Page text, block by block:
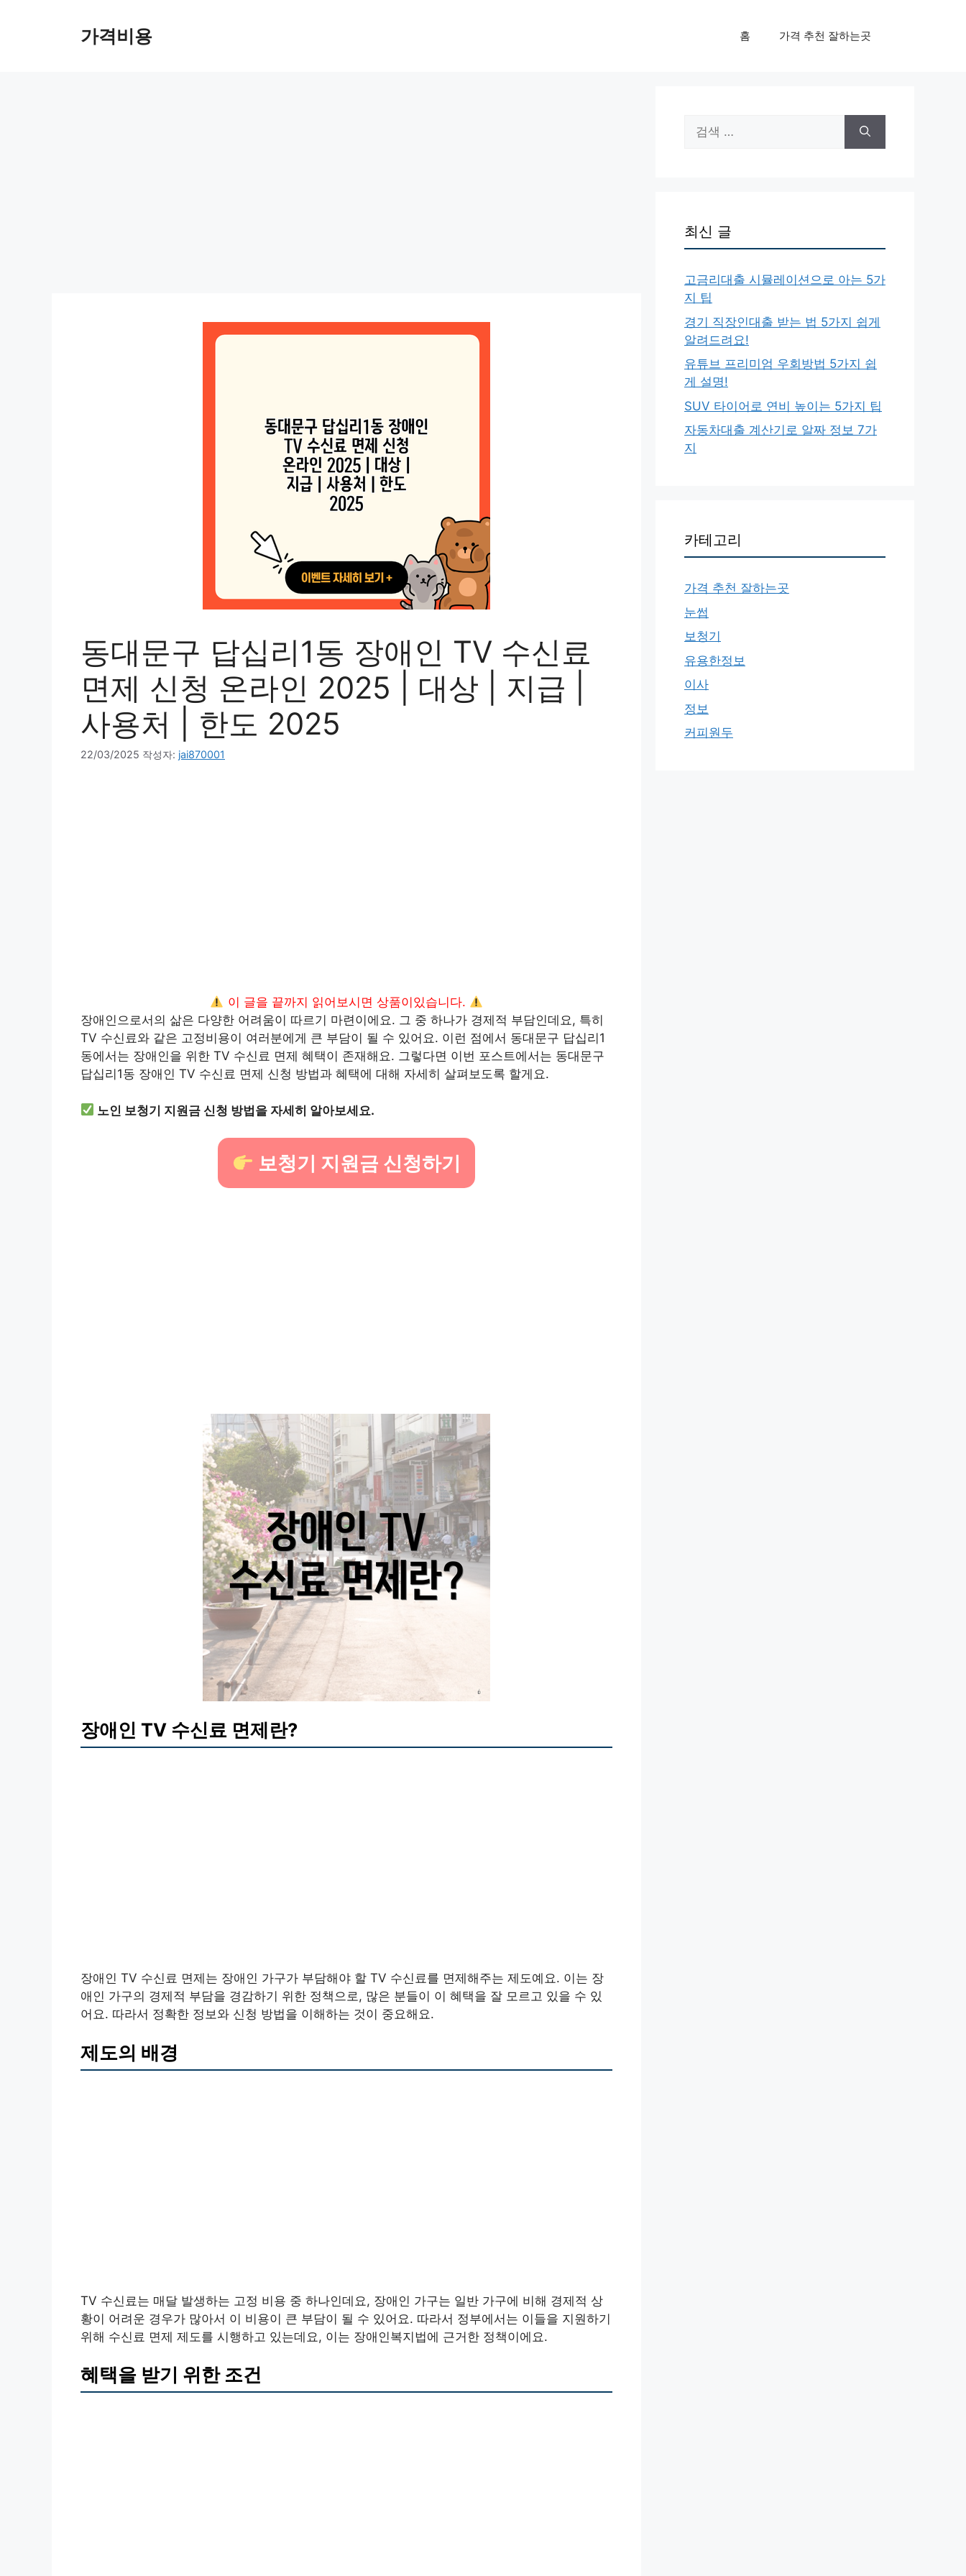
가격비용 홈 가격 추천 잘하는곳
동대문구 답십리1동 장애인 TV 수신료
면제 신청 온라인 2025 | 대상 | 지급 |
사용처 | 한도 2025
22/03/2025 작성자: jai870001
이 글을 끝까지 읽어보시면 상품이있습니다.
장애인으로서의 삶은 다양한 어려움이 따르기 마련이에요. 그 중 하나가 경제적 부담인데요, 특히
TV 수신료와 같은 고정비용이 여러분에게 큰 부담이 될 수 있어요. 이런 점에서 동대문구 답십리1
동에서는 장애인을 위한 TV 수신료 면제 혜택이 존재해요. 그렇다면 이번 포스트에서는 동대문구
답십리1동 장애인 TV 수신료 면제 신청 방법과 혜택에 대해 자세히 살펴보도록 할게요.
노인 보청기 지원금 신청 방법을 자세히 알아보세요.
보청기 지원금 신청하기
장애인 TV 수신료 면제란?
장애인 TV 수신료 면제는 장애인 가구가 부담해야 할 TV 수신료를 면제해주는 제도예요. 이는 장
애인 가구의 경제적 부담을 경감하기 위한 정책으로, 많은 분들이 이 혜택을 잘 모르고 있을 수 있
어요. 따라서 정확한 정보와 신청 방법을 이해하는 것이 중요해요.
제도의 배경
TV 수신료는 매달 발생하는 고정 비용 중 하나인데요, 장애인 가구는 일반 가구에 비해 경제적 상
황이 어려운 경우가 많아서 이 비용이 큰 부담이 될 수 있어요. 따라서 정부에서는 이들을 지원하기
위해 수신료 면제 제도를 시행하고 있는데요, 이는 장애인복지법에 근거한 정책이에요.
혜택을 받기 위한 조건
색:
최신 글
고금리대출 시뮬레이션으로 아는 5가
지 팁
경기 직장인대출 받는 법 5가지 쉽게
알려드려요!
유튜브 프리미엄 우회방법 5가지 쉽
게 설명!
SUV 타이어로 연비 높이는 5가지 팁
자동차대출 계산기로 알짜 정보 7가
지
카테고리
가격 추천 잘하는곳
눈썹
보청기
유용한정보
이사
정보
커피원두